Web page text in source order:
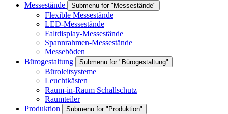
Messestände
Submenu for "Messestände"
Flexible Messestände
LED-Messestände
Faltdisplay-Messestände
Spannrahmen-Messestände
Messeböden
Bürogestaltung
Submenu for "Bürogestaltung"
Büroleitsysteme
Leuchtkästen
Raum-in-Raum Schallschutz
Raumteiler
Produktion
Submenu for "Produktion"